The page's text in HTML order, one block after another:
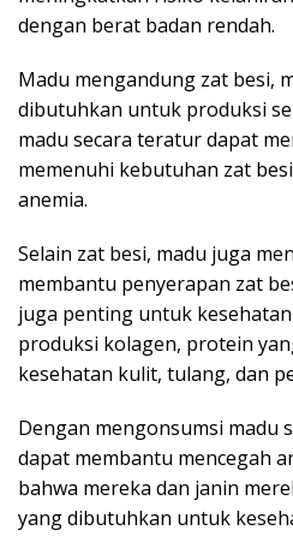
dengan berat badan rendah.
Madu mengandung zat besi,
dibutuhkan untuk produksi
madu secara teratur dapat
memenuhi kebutuhan zat
anemia.
Selain zat besi, madu juga
membantu penyerapan zat
juga penting untuk
produksi kolagen, protein
kesehatan kulit, tulang, dan
Dengan mengonsumsi madu
dapat membantu mencegah
bahwa mereka dan janin
yang dibutuhkan untuk